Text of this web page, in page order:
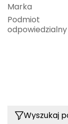
Granger's
Gregory
HAGLÖFS
Marka
Podmiot
odpowiedzialny
Wyszukaj